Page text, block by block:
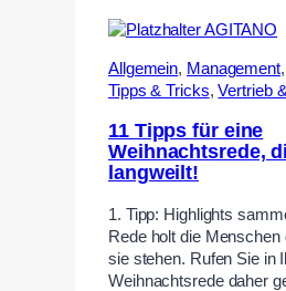
Allgemein, Management,
Tipps & Tricks,Vertrieb
11 Tipps für eine
Weihnachtsrede,
langweilt!
1. Tipp: Highlights
Rede holt die Menschen
sie stehen. Rufen Sie in
Weihnachtsrede daher